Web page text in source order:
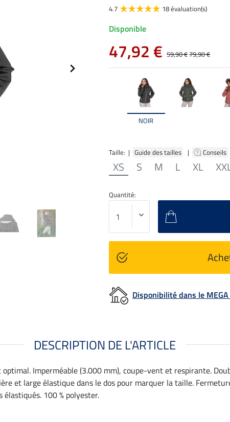
NOIR
Taille: | Guide des tailles | Conseils
XS S M L XL
4.7
18 évaluation(s)
Disponible
47,92 € 59,90 €79,90 €
Quantité:
Disponibilité dans le MEGA
DESCRIPTION DE L'ARTICLE
Imperméable (3.000 mm), coupe-vent et respirante.
et large élastique dans le dos pour marquer la taille.
100 % polyester.